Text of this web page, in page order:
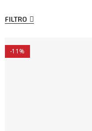
FILTRO
-11%